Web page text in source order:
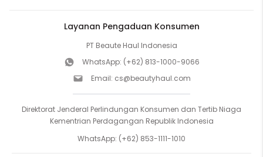
Layanan Pengaduan Konsumen
PT Beaute Haul Indonesia
WhatsApp: (+62) 813-1000-9066
Email: cs@beautyhaul.com
Direktorat Jenderal Perlindungan Konsumen dan Tertib Niaga
Kementrian Perdagangan Republik Indonesia
WhatsApp: (+62) 853-1111-1010